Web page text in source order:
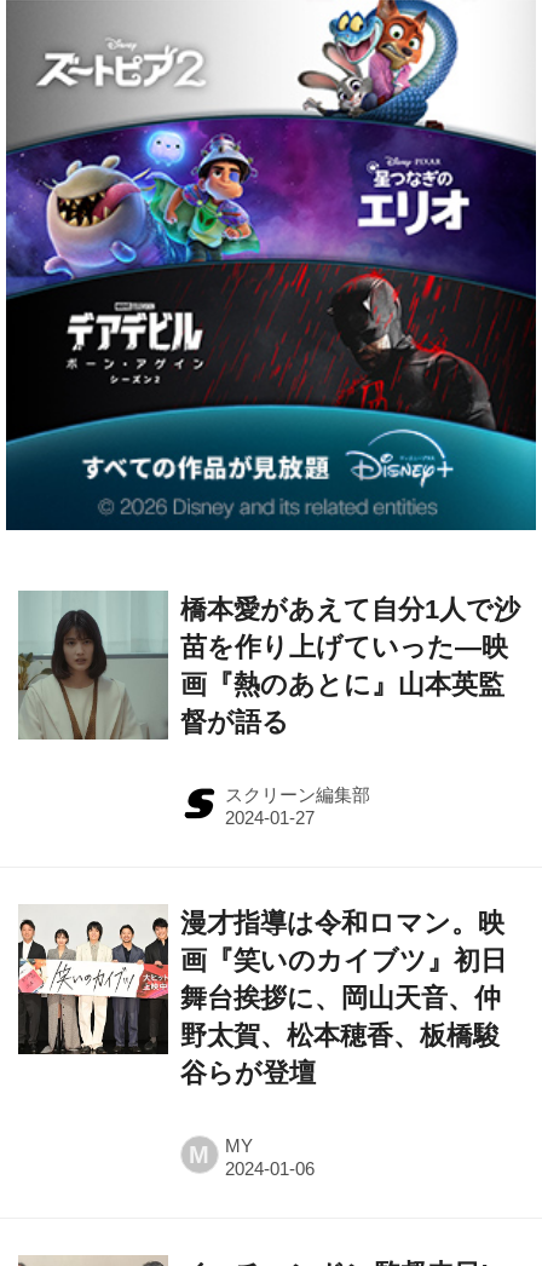
画『熱のあとに』山本英監
督が語る
スクリーン編集部
舞台挨拶に、岡山天音、仲
野太賀、松本穂香、板橋駿
谷らが登壇
M MY